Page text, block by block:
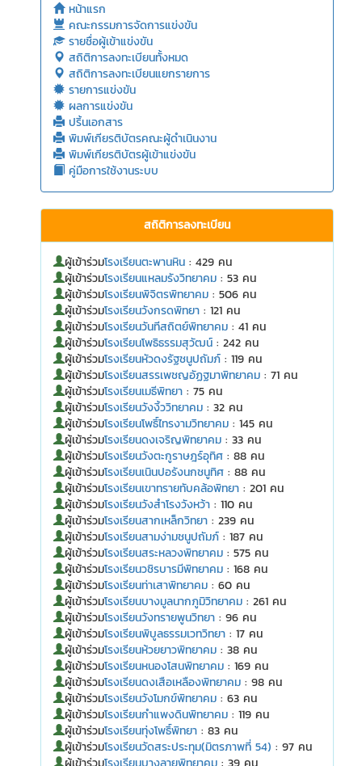
หน้าแรก
คณะกรรมการจัดการแข่งขัน
รายชื่อผู้เข้าแข่งขัน
สถิติการลงทะเบียนทั้งหมด
สถิติการลงทะเบียนแยกรายการ
รายการแข่งขัน
ผลการแข่งขัน
ปริ้นเอกสาร
พิมพ์เกียรติบัตรคณะผู้ดำเนินงาน
พิมพ์เกียรติบัตรผู้เข้าแข่งขัน
คู่มือการใช้งานระบบ
สถิติการลงทะเบียน
ผู้เข้าร่วมโรงเรียนตะพานหิน : 429 คน
ผู้เข้าร่วมโรงเรียนแหลมรังวิทยาคม : 53 คน
ผู้เข้าร่วมโรงเรียนพิจิตรพิทยาคม : 506 คน
ผู้เข้าร่วมโรงเรียนวังกรดพิทยา : 121 คน
ผู้เข้าร่วมโรงเรียนวันทีสถิตย์พิทยาคม : 41 คน
ผู้เข้าร่วมโรงเรียนโพธิธรรมสุวัฒน์ : 242 คน
ผู้เข้าร่วมโรงเรียนหัวดงรัฐชนูปถัมภ์ : 119 คน
ผู้เข้าร่วมโรงเรียนสรรเพชญอัฏฐมาพิทยาคม : 71 คน
ผู้เข้าร่วมโรงเรียนเมธีพิทยา : 75 คน
ผู้เข้าร่วมโรงเรียนวังงิ้ววิทยาคม : 32 คน
ผู้เข้าร่วมโรงเรียนโพธิ์ไทรงามวิทยาคม : 145 คน
ผู้เข้าร่วมโรงเรียนดงเจริญพิทยาคม : 33 คน
ผู้เข้าร่วมโรงเรียนวังตะกูราษฎร์อุทิศ : 88 คน
ผู้เข้าร่วมโรงเรียนเนินปอรังนกชนูทิศ : 88 คน
ผู้เข้าร่วมโรงเรียนเขาทรายทับคล้อพิทยา : 201 คน
ผู้เข้าร่วมโรงเรียนวังสำโรงวังหว้า : 110 คน
ผู้เข้าร่วมโรงเรียนสากเหล็กวิทยา : 239 คน
ผู้เข้าร่วมโรงเรียนสามง่ามชนูปถัมภ์ : 187 คน
ผู้เข้าร่วมโรงเรียนสระหลวงพิทยาคม : 575 คน
ผู้เข้าร่วมโรงเรียนวชิรบารมีพิทยาคม : 168 คน
ผู้เข้าร่วมโรงเรียนท่าเสาพิทยาคม : 60 คน
ผู้เข้าร่วมโรงเรียนบางมูลนากภูมิวิทยาคม : 261 คน
ผู้เข้าร่วมโรงเรียนวังทรายพูนวิทยา : 96 คน
ผู้เข้าร่วมโรงเรียนพิบูลธรรมเวทวิทยา : 17 คน
ผู้เข้าร่วมโรงเรียนห้วยยาวพิทยาคม : 38 คน
ผู้เข้าร่วมโรงเรียนหนองโสนพิทยาคม : 169 คน
ผู้เข้าร่วมโรงเรียนดงเสือเหลืองพิทยาคม : 98 คน
ผู้เข้าร่วมโรงเรียนวังโมกข์พิทยาคม : 63 คน
ผู้เข้าร่วมโรงเรียนกำแพงดินพิทยาคม : 119 คน
ผู้เข้าร่วมโรงเรียนทุ่งโพธิ์พิทยา : 83 คน
ผู้เข้าร่วมโรงเรียนวัดสระประทุม(มิตรภาพที่ 54) : 97 คน